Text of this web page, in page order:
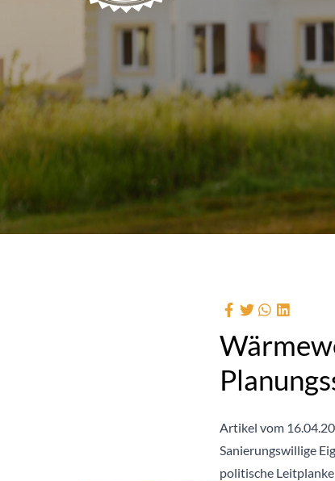
Artikel vom
Sanierungswillige
politische